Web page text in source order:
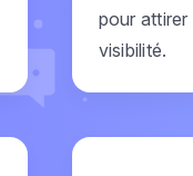
pour
visibilité.